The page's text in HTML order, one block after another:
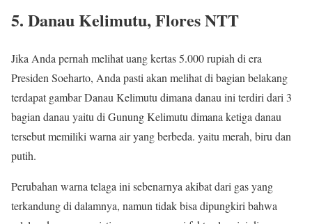
5. Danau Kelimutu, Flores NTT
Jika Anda pernah melihat uang kertas 5.000 rupiah di era
Presiden Soeharto, Anda pasti akan melihat di bagian belakang
terdapat gambar Danau Kelimutu dimana danau ini terdiri dari 3
bagian danau yaitu di Gunung Kelimutu dimana ketiga danau
tersebut memiliki warna air yang berbeda. yaitu merah, biru dan
putih.
Perubahan warna telaga ini sebenarnya akibat dari gas yang
terkandung di dalamnya, namun tidak bisa dipungkiri bahwa